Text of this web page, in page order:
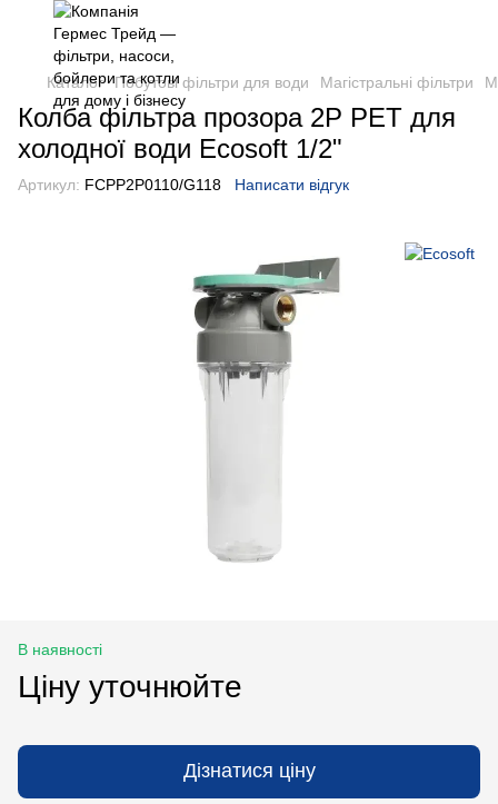
Каталог Побутові фільтри для води Магістральні фільтри
Колба фільтра прозора 2P РЕТ для
холодної води Ecosoft 1/2"
Артикул: FCPP2P0110/G118 Написати відгук
В наявності
Ціну уточнюйте
Дізнатися ціну